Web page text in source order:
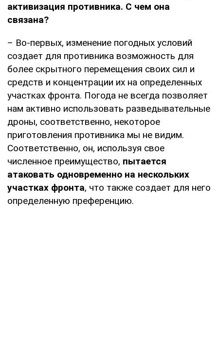
активизация противника. С чем она
связана?
– Во-первых, изменение погодных условий
создает для противника возможность для
более скрытного перемещения своих сил и
средств и концентрации их на определенных
участках фронта. Погода не всегда позволяет
нам активно использовать разведывательные
дроны, соответственно, некоторое
приготовления противника мы не видим.
Соответственно, он, используя свое
численное преимущество, пытается
атаковать одновременно на нескольких
участках фронта, что также создает для него
определенную преференцию.